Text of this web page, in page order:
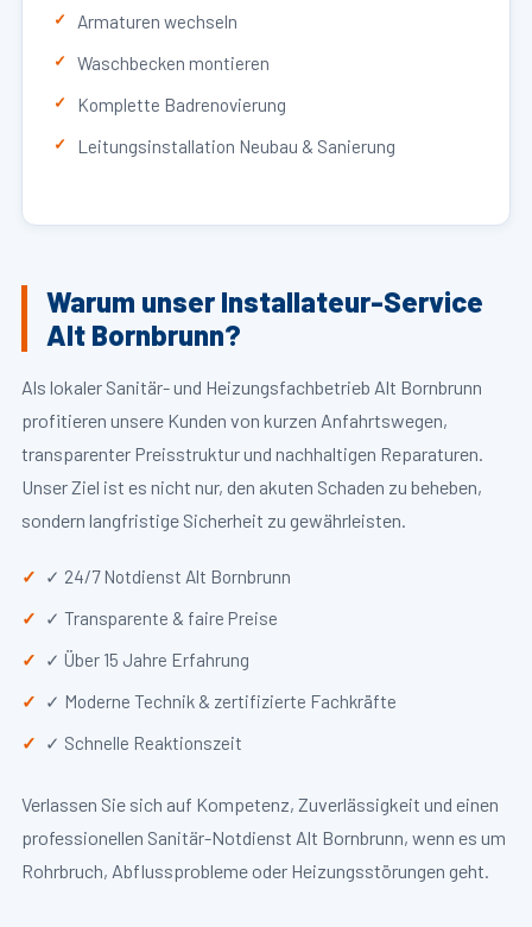
Armaturen wechseln
Waschbecken montieren
Komplette Badrenovierung
Leitungsinstallation Neubau & Sanierung
Warum unser Installateur-Service
Alt Bornbrunn?
Als lokaler Sanitär- und Heizungsfachbetrieb Alt Bornbrunn
profitieren unsere Kunden von kurzen Anfahrtswegen,
transparenter Preisstruktur und nachhaltigen Reparaturen.
Unser Ziel ist es nicht nur, den akuten Schaden zu beheben,
sondern langfristige Sicherheit zu gewährleisten.
✓ 24/7 Notdienst Alt Bornbrunn
✓ Transparente & faire Preise
✓ Über 15 Jahre Erfahrung
✓ Moderne Technik & zertifizierte Fachkräfte
✓ Schnelle Reaktionszeit
Verlassen Sie sich auf Kompetenz, Zuverlässigkeit und einen
professionellen Sanitär-Notdienst Alt Bornbrunn, wenn es um
Rohrbruch, Abflussprobleme oder Heizungsstörungen geht.